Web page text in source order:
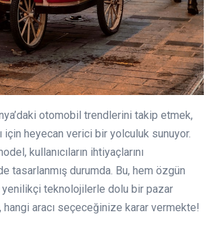
otomobil trendlerini takip etmek,
için heyecan verici bir yolculuk sunuyor.
kullanıcıların ihtiyaçlarını
tasarlanmış durumda. Bu, hem özgün
yenilikçi teknolojilerle dolu bir pazar
hangi aracı seçeceğinize karar vermekte!